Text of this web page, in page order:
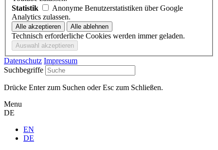
Statistik
Anonyme Benutzerstatistiken über Google
Analytics zulassen.
Technisch erforderliche Cookies werden immer geladen.
Datenschutz Impressum
Suchbegriffe
Drücke Enter zum Suchen oder Esc zum Schließen.
Menu
DE
EN
DE